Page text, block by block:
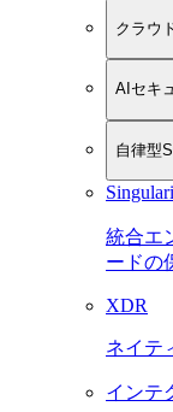
クラウ
AIセキ
自律型
統合エ
ードの
XDR
ネイテ
インテ